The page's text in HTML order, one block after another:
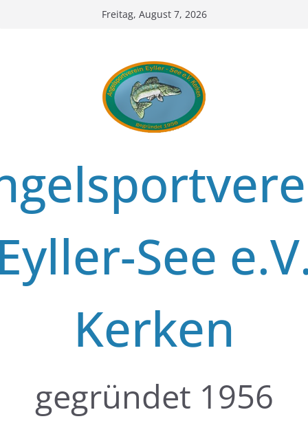
Freitag, August 7, 2026
See
Kerken
gegründet 1956